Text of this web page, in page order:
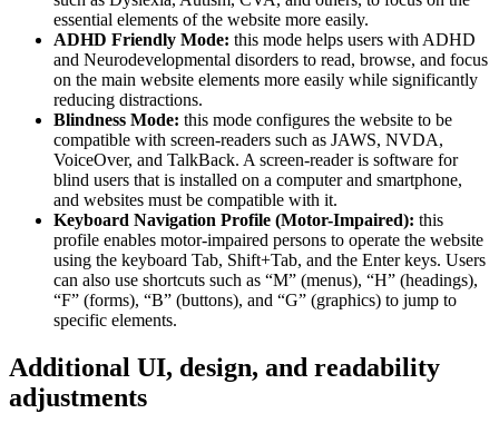
essential elements of the website more easily.
ADHD Friendly Mode: this mode helps users with ADHD
and Neurodevelopmental disorders to read, browse, and focus
on the main website elements more easily while significantly
reducing distractions.
Blindness Mode: this mode configures the website to be
compatible with screen-readers such as JAWS, NVDA,
VoiceOver, and TalkBack. A screen-reader is software for
blind users that is installed on a computer and smartphone,
and websites must be compatible with it.
Keyboard Navigation Profile (Motor-Impaired): this
profile enables motor-impaired persons to operate the website
using the keyboard Tab, Shift+Tab, and the Enter keys. Users
can also use shortcuts such as “M” (menus), “H” (headings),
“F” (forms), “B” (buttons), and “G” (graphics) to jump to
specific elements.
Additional UI, design, and readability
adjustments